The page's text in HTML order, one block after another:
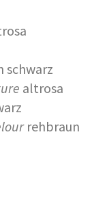
schwarz
altrosa
rehbraun